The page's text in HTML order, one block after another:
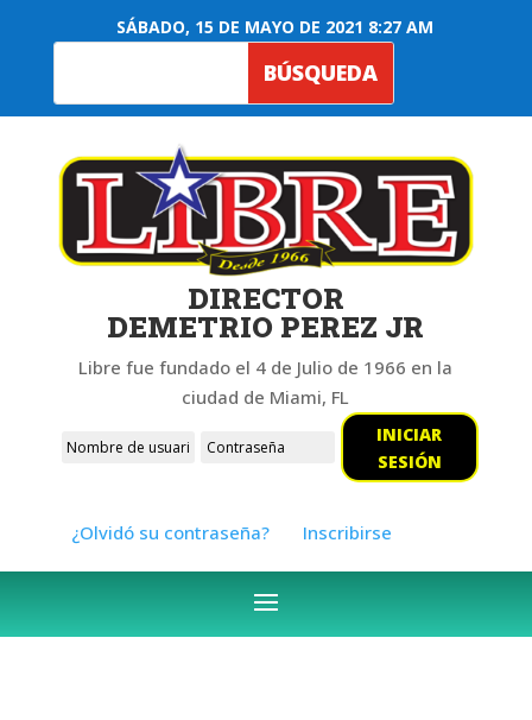
SÁBADO, 15 DE MAYO DE 2021 8:27 AM
DIRECTOR
DEMETRIO PEREZ JR
Libre fue fundado el 4 de Julio de 1966 en la
ciudad de Miami, FL
INICIAR
SESIÓN
¿Olvidó su contraseña? Inscribirse